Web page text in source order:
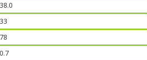
38.0
33
78
0.7